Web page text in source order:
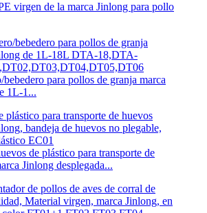
virgen de la marca Jinlong para pollo
bebedero para pollos de granja marca
1L-1...
de plástico para transporte de
Jinlong desplegada...